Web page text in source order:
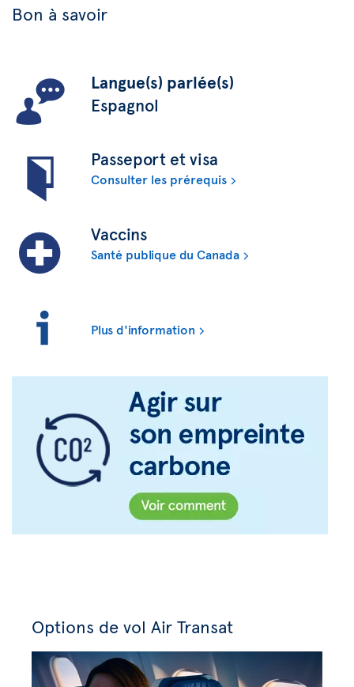
Bon à savoir
Langue(s) parlée(s)
Espagnol
Passeport et visa
Consulter les prérequis
Vaccins
Santé publique du Canada
Plus d'information
Options de vol Air Transat